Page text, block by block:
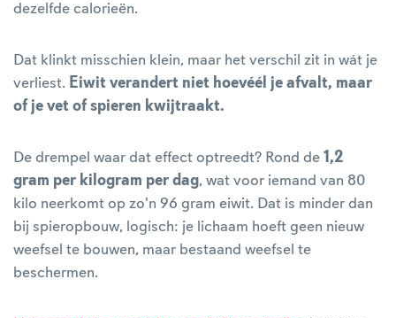
dezelfde calorieën.
Dat klinkt misschien klein, maar het verschil zit in wát je
verliest. Eiwit verandert niet hoevéél je afvalt, maar
of je vet of spieren kwijtraakt.
De drempel waar dat effect optreedt? Rond de 1,2
gram per kilogram per dag, wat voor iemand van 80
kilo neerkomt op zo'n 96 gram eiwit. Dat is minder dan
bij spieropbouw, logisch: je lichaam hoeft geen nieuw
weefsel te bouwen, maar bestaand weefsel te
beschermen.